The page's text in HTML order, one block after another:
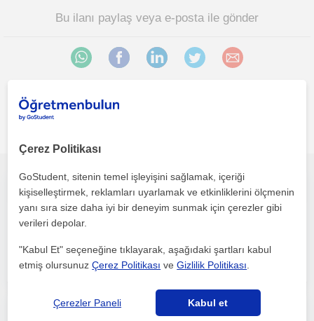
Bu ilanı paylaş veya e-posta ile gönder
Istanbul bölgesinde ilginizi çekebilecek diğer Cografya
Ortaokul Sosyal Bilgiler, T.C. İnkılap Tarihi ve Atatürkçülük ile LGS hazırlık öğrencilerine yönelik dersler veriyorum
Çerez Politikası
GoStudent, sitenin temel işleyişini sağlamak, içeriği
kişiselleştirmek, reklamları uyarlamak ve etkinliklerini ölçmenin
yanı sıra size daha iyi bir deneyim sunmak için çerezler gibi
verileri depolar.
"Kabul Et" seçeneğine tıklayarak, aşağıdaki şartları kabul
etmiş olursunuzÇerez Politikası veGizlilik Politikası
Çerezler Paneli Kabul et